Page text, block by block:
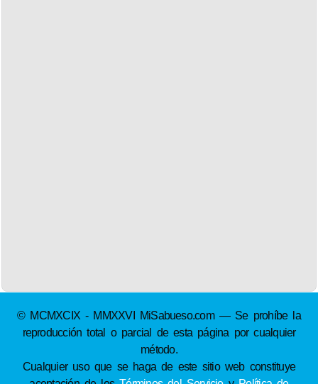
© MCMXCIX - MMXXVI MiSabueso.com — Se prohíbe la
reproducción total o parcial de esta página por cualquier
método.
Cualquier uso que se haga de este sitio web constituye